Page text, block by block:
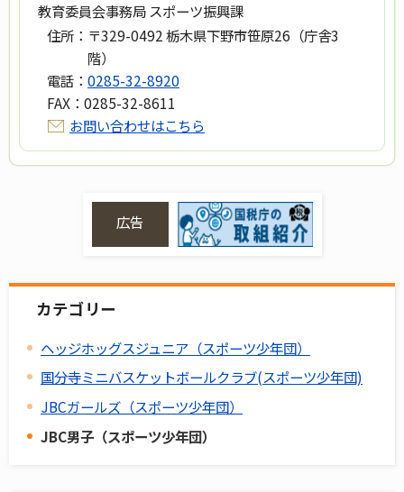
教育委員会事務局 スポーツ振興課
住所： 〒329-0492 栃木県下野市笹原26（庁舎3
階）
電話： 0285-32-8920
FAX： 0285-32-8611
お問い合わせはこちら
広告
カテゴリー
ヘッジホッグスジュニア（スポーツ少年団）
国分寺ミニバスケットボールクラブ(スポーツ少年団)
JBCガールズ（スポーツ少年団）
JBC男子（スポーツ少年団）